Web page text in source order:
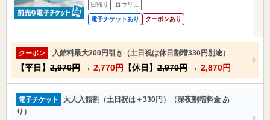
日帰り ロウリュ
電子チケットあり クーポンあり
クーポン 入館料最大200円引き（土日祝は休日割増330円別途）
【平日】 2,970円 → 2,770円 【休日】 2,970円 → 2,870円
電子チケット
大人入館割（土日祝は＋330円）（深夜割増料金 あ
り）